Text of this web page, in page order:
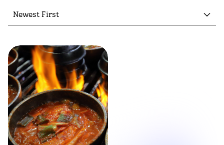
Newest First